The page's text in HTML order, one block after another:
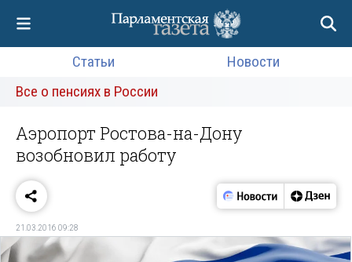
Статьи
Новости
Все о пенсиях в России
Аэропорт Ростова-на-Дону
возобновил работу
21.03.2016 09:28